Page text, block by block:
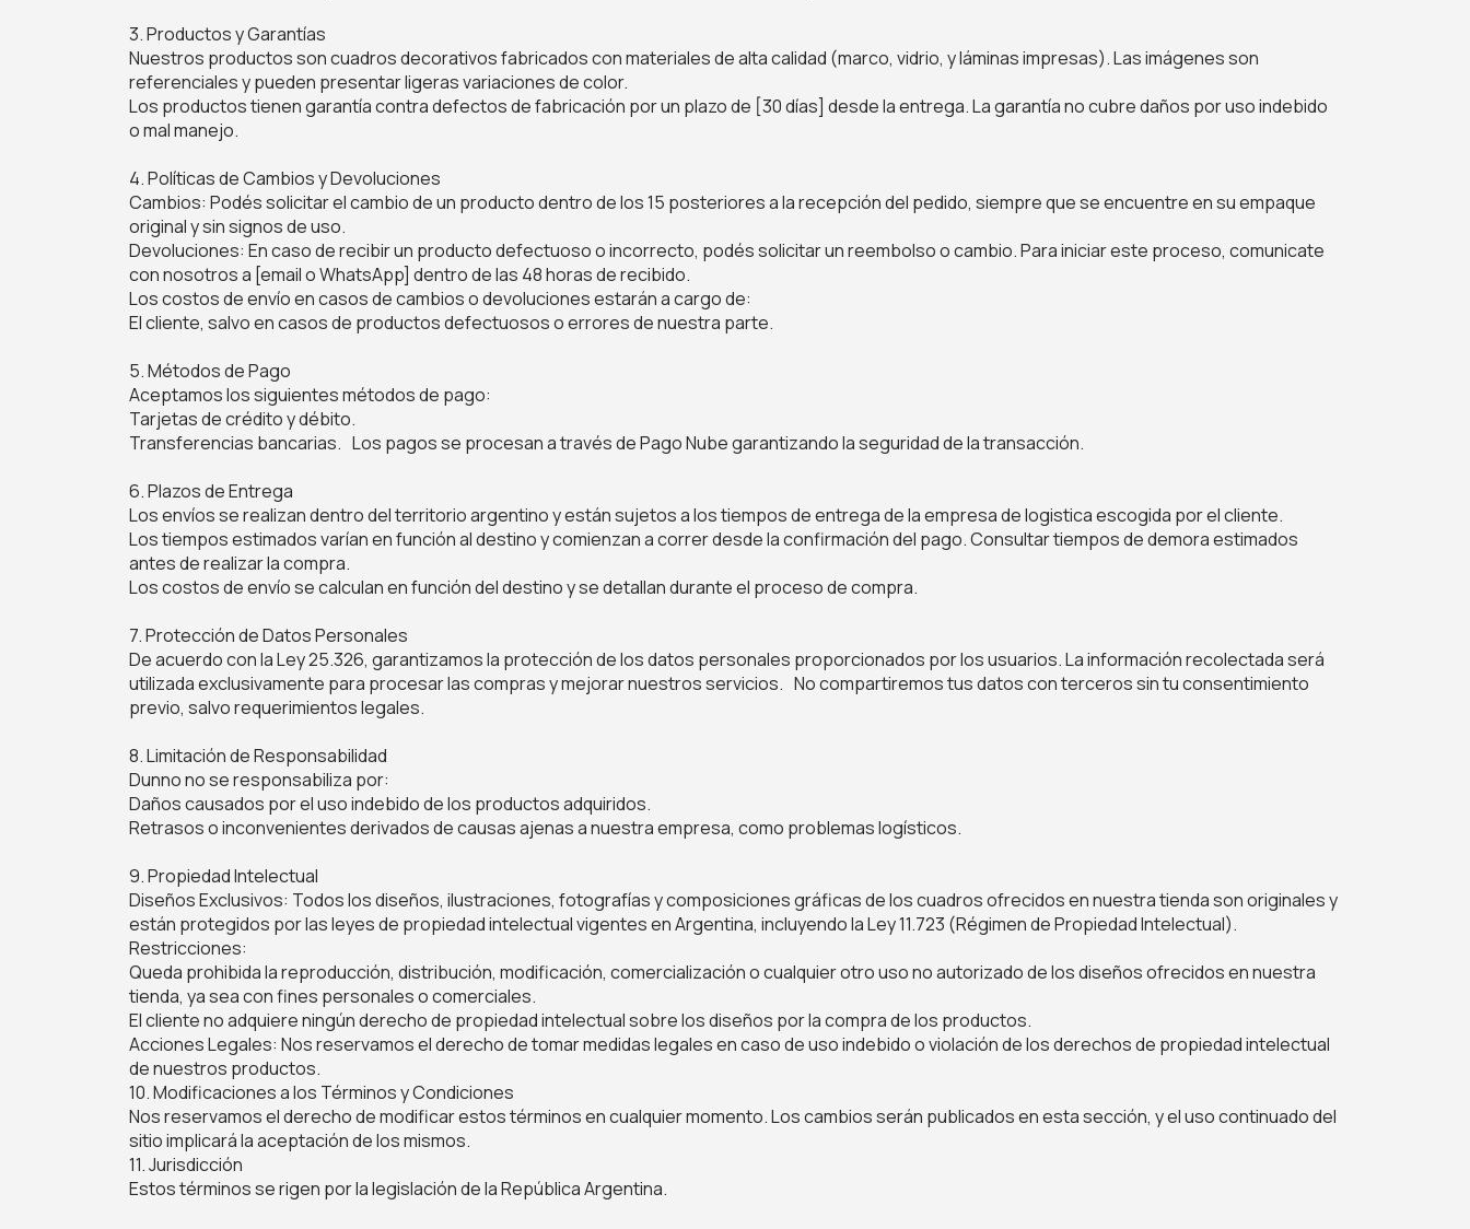
3. Productos y Garantías
Nuestros productos son cuadros decorativos fabricados con materiales de alta calidad (marco, vidrio, y láminas impresas). Las imágenes son
referenciales y pueden presentar ligeras variaciones de color.
Los productos tienen garantía contra defectos de fabricación por un plazo de [30 días] desde la entrega. La garantía no cubre daños por uso indebido
o mal manejo.
4. Políticas de Cambios y Devoluciones
Cambios: Podés solicitar el cambio de un producto dentro de los 15 posteriores a la recepción del pedido, siempre que se encuentre en su empaque
original y sin signos de uso.
Devoluciones: En caso de recibir un producto defectuoso o incorrecto, podés solicitar un reembolso o cambio. Para iniciar este proceso, comunicate
con nosotros a [email o WhatsApp] dentro de las 48 horas de recibido.
Los costos de envío en casos de cambios o devoluciones estarán a cargo de:
El cliente, salvo en casos de productos defectuosos o errores de nuestra parte.
5. Métodos de Pago
Aceptamos los siguientes métodos de pago:
Tarjetas de crédito y débito.
Transferencias bancarias. Los pagos se procesan a través de Pago Nube garantizando la seguridad de la transacción.
6. Plazos de Entrega
Los envíos se realizan dentro del territorio argentino y están sujetos a los tiempos de entrega de la empresa de logistica escogida por el cliente.
Los tiempos estimados varían en función al destino y comienzan a correr desde la confirmación del pago. Consultar tiempos de demora estimados
antes de realizar la compra.
Los costos de envío se calculan en función del destino y se detallan durante el proceso de compra.
7. Protección de Datos Personales
De acuerdo con la Ley 25.326, garantizamos la protección de los datos personales proporcionados por los usuarios. La información recolectada será
utilizada exclusivamente para procesar las compras y mejorar nuestros servicios. No compartiremos tus datos con terceros sin tu consentimiento
previo, salvo requerimientos legales.
8. Limitación de Responsabilidad
Dunno no se responsabiliza por:
Daños causados por el uso indebido de los productos adquiridos.
Retrasos o inconvenientes derivados de causas ajenas a nuestra empresa, como problemas logísticos.
9. Propiedad Intelectual
Diseños Exclusivos: Todos los diseños, ilustraciones, fotografías y composiciones gráficas de los cuadros ofrecidos en nuestra tienda son originales y
están protegidos por las leyes de propiedad intelectual vigentes en Argentina, incluyendo la Ley 11.723 (Régimen de Propiedad Intelectual).
Restricciones:
Queda prohibida la reproducción, distribución, modificación, comercialización o cualquier otro uso no autorizado de los diseños ofrecidos en nuestra
tienda, ya sea con fines personales o comerciales.
El cliente no adquiere ningún derecho de propiedad intelectual sobre los diseños por la compra de los productos.
Acciones Legales: Nos reservamos el derecho de tomar medidas legales en caso de uso indebido o violación de los derechos de propiedad intelectual
de nuestros productos.
10. Modificaciones a los Términos y Condiciones
Nos reservamos el derecho de modificar estos términos en cualquier momento. Los cambios serán publicados en esta sección, y el uso continuado del
sitio implicará la aceptación de los mismos.
11. Jurisdicción
Estos términos se rigen por la legislación de la República Argentina.